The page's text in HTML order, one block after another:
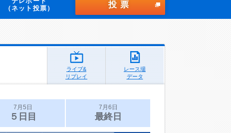
（ネット投票）
投票
ライブ&
リプレイ
レース場
データ
7月5日
５日目
7月6日
最終日